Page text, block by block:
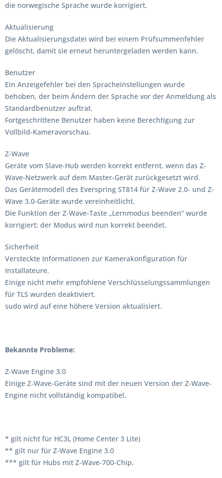
die norwegische Sprache wurde korrigiert.
Aktualisierung
Die Aktualisierungsdatei wird bei einem Prüfsummenfehler
gelöscht, damit sie erneut heruntergeladen werden kann.
Benutzer
Ein Anzeigefehler bei den Spracheinstellungen wurde
behoben, der beim Ändern der Sprache vor der Anmeldung als
Standardbenutzer auftrat.
Fortgeschrittene Benutzer haben keine Berechtigung zur
Vollbild-Kameravorschau.
Z-Wave
Geräte vom Slave-Hub werden korrekt entfernt, wenn das Z-
Wave-Netzwerk auf dem Master-Gerät zurückgesetzt wird.
Das Gerätemodell des Everspring ST814 für Z-Wave 2.0- und Z-
Wave 3.0-Geräte wurde vereinheitlicht.
Die Funktion der Z-Wave-Taste „Lernmodus beenden“ wurde
korrigiert; der Modus wird nun korrekt beendet.
Sicherheit
Versteckte Informationen zur Kamerakonfiguration für
Installateure.
Einige nicht mehr empfohlene Verschlüsselungssammlungen
für TLS wurden deaktiviert.
sudo wird auf eine höhere Version aktualisiert.
Bekannte Probleme:
Z-Wave Engine 3.0
Einige Z-Wave-Geräte sind mit der neuen Version der Z-Wave-
Engine nicht vollständig kompatibel.
* gilt nicht für HC3L (Home Center 3 Lite)
** gilt nur für Z-Wave Engine 3.0
*** gilt für Hubs mit Z-Wave-700-Chip.